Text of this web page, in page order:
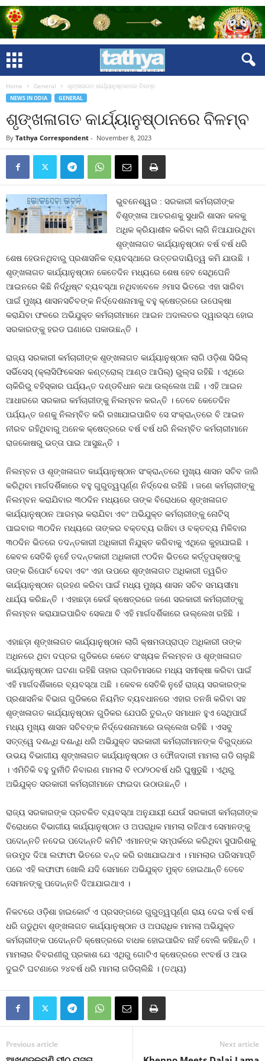
Home General ଶୃଙ୍ଖଳାଗତ କାର୍ଯ୍ୟାନୁଷ୍ଠାନରେ ବିଳମ୍ବ
NEWS IN ODIA GENERAL
ଶୃଙ୍ଖଳାଗତ କାର୍ଯ୍ୟାନୁଷ୍ଠାନରେ ବିଳମ୍ବ
By Tathya Correspondent - November 8, 2023
ଭୁବନେଶ୍ୱର : ସରକାରୀ କର୍ମଚାରୀଙ୍କ
ବିଶୃଙ୍ଖଳା ଆଚରଣକୁ ସୁଧାରି ଶାସନ କଳକୁ
ଅଧିକ କ୍ରିୟାଶୀଳ କରିବା ଲାଗି ନିଆଯାଉଥିବା
ଶୃଙ୍ଖଳାଗତ କାର୍ଯ୍ୟାନୁଷ୍ଠାନ ବର୍ଷ ବର୍ଷ ଧରି
ଶେଷ ହେଉନଥିବାରୁ ପ୍ରଶାସନିକ ବ୍ୟବସ୍ଥାରେ ଉତ୍ତରଦାୟିତ୍ୱ କମି ଯାଉଛି ।
ଶୃଙ୍ଖଳାଗତ କାର୍ଯ୍ୟାନୁଷ୍ଠାନ କେତେଦିନ ମଧ୍ୟରେ ଶେଷ ହେବ ସେଥିଘେନି
ଆଇନରେ କିଛି ନିର୍ଦ୍ଧିଷ୍ଟ ବ୍ୟବସ୍ଥା ନଥିବାବେଳେ ୬ମାସ ଭିତରେ ଏହା ସାରିବା
ପାଇଁ ମୁଖ୍ୟ ଶାସନସଚିବଙ୍କ ନିର୍ଦ୍ଦେଶନାମାକୁ ବହୁ କ୍ଷେତ୍ରରେ ଉପେକ୍ଷା
କରାଯିବା ଫଳରେ ଅଭିଯୁକ୍ତ କର୍ମଚାରୀମାନେ ଆଇନ ଅଦାଲତର ଦ୍ୱାରସ୍ଥ ହୋଇ
ସରକାରଙ୍କୁ ହରଡ ଘଣାରେ ପକାଉଛନ୍ତି ।
ରାଜ୍ୟ ସରକାରୀ କର୍ମଚାରୀଙ୍କ ଶୃଙ୍ଖଳାଗତ କାର୍ଯ୍ୟାନୁଷ୍ଠାନ ଲାଗି ଓଡ଼ିଶା ସିଭିଲ୍‍
ସର୍ଭିସେସ୍‍ (କ୍ଲାସିଫିକେସନ କଣ୍ଟ୍ରୋଲ୍‍ ଆଣ୍ଡ ଆପିଲ୍‍) ରୁଲ୍‍ସ ରହିଛି । ଏଥିରେ
ଚାକିରିରୁ ବହିସ୍କାର ପର୍ଯ୍ୟନ୍ତ ଦଣ୍ଡବିଧାନ କଥା ଉଲ୍ଲେଖ ଅଛି । ଏହି ଆଇନ
ଆଧାରରେ ସରକାର କର୍ମଚାରୀଙ୍କୁ ନିଲମ୍ବନ କରନ୍ତି । ତେବେ କେତେଦିନ
ପର୍ଯ୍ୟନ୍ତ ଜଣକୁ ନିଲମ୍ବିତ କରି ରଖାଯାଇପାରିବ ସେ ସଂକ୍ରାନ୍ତରେ ବି ଆଇନ
ନୀରବ ରହିଥିବାରୁ ଅନେକ କ୍ଷେତ୍ରରେ ବର୍ଷ ବର୍ଷ ଧରି ନିଲମ୍ବିତ କର୍ମଚାରୀମାନେ
ରାଜକୋଷରୁ ଭତ୍ତା ପାଇ ଆସୁଛନ୍ତି ।
ନିଲମ୍ବନ ଓ ଶୃଙ୍ଖଳାଗତ କାର୍ଯ୍ୟାନୁଷ୍ଠାନ ସଂକ୍ରାନ୍ତରେ ମୁଖ୍ୟ ଶାସନ ସଚିବ ଜାରି
କରିଥିବା ମାର୍ଗଦର୍ଶିକାରେ ବହୁ ଗୁରୁତ୍ୱପୂର୍ଣ୍ଣ ନିର୍ଦ୍ଦେଶ ରହିଛି । ଜଣେ କର୍ମଚାରୀଙ୍କୁ
ନିଲମ୍ବନ କରାଯିବାର ୩୦ଦିନ ମଧ୍ୟରେ ତାଙ୍କ ବିରୋଧରେ ଶୃଙ୍ଖଳାଗତ
କାର୍ଯ୍ୟାନୁଷ୍ଠାନ ଆରମ୍ଭ କରାଯିବା ଏବଂ ଅଭିଯୁକ୍ତ କର୍ମଚାରୀଙ୍କୁ ନୋଟିସ୍‍
ପାଇବାର ୩୦ଦିନ ମଧ୍ୟରେ ତାଙ୍କର ବକ୍ତବ୍ୟ ରଖିବା ଓ ବକ୍ତବ୍ୟ ମିଳିବାର
୩୦ଦିନ ଭିତରେ ତଦନ୍ତକାରୀ ଅଧିକାରୀ ନିଯୁକ୍ତ କରିବାକୁ ଏଥିରେ କୁହାଯାଇଛି ।
କେବଳ ସେତିକି ନୁହେଁ ତଦନ୍ତକାରୀ ଅଧିକାରୀ ୯୦ଦିନ ଭିତରେ କର୍ତ୍ତୃପକ୍ଷଙ୍କୁ
ତାଙ୍କ ରିପୋର୍ଟ ଦେବା ଏବଂ ଏହା ଉପରେ ଶୃଙ୍ଖଳାଗତ ଅଧିକାରୀ ତ୍ୱରିତ
କାର୍ଯ୍ୟାନୁଷ୍ଠାନ ଗ୍ରହଣ କରିବା ପାଇଁ ମଧ୍ୟ ମୁଖ୍ୟ ଶାସନ ସଚିବ ସମୟସୀମା
ଧାର୍ଯ୍ୟ କରିଛନ୍ତି । ଏହାଛଡ଼ା କେଉଁ କ୍ଷେତ୍ରରେ ଜଣେ ସରକାରୀ କର୍ମଚାରୀଙ୍କୁ
ନିଲମ୍ବନ କରାଯାଇପାରିବ ସେକଥା ବି ଏହି ମାର୍ଗଦର୍ଶିକାରେ ଉଲ୍ଲେଖ ରହିଛି ।
ଏହାଛଡ଼ା ଶୃଙ୍ଖଳାଗତ କାର୍ଯ୍ୟାନୁଷ୍ଠାନ ଲାଗି କ୍ଷମତାପ୍ରାପ୍ତ ଅଧିକାରୀ ତାଙ୍କ
ଅଧିନରେ ଥିବା ଦପ୍ତର ଗୁଡିକରେ କେତେ ସଂଖ୍ୟକ ନିଲମ୍ବନ ଓ ଶୃଙ୍ଖଳାଗତ
କାର୍ଯ୍ୟାନୁଷ୍ଠାନ ଘଟଣା ରହିଛି ତାହାର ପ୍ରତିମାସରେ ମଧ୍ୟ ସମୀକ୍ଷା କରିବା ପାଇଁ
ଏହି ମାର୍ଗଦର୍ଶିକାରେ ବ୍ୟବସ୍ଥା ଅଛି । କେବଳ ସେତିକି ନୁହେଁ ରାଜ୍ୟ ସରକାରଙ୍କ
ପ୍ରଶାସନିକ ବିଭାଗ ଗୁଡିକରେ ନିୟମିତ ବ୍ୟବଧାନରେ ଏହାର ତନଖି କରିବା ସହ
ଶୃଙ୍ଖଳାଗତ କାର୍ଯ୍ୟାନୁଷ୍ଠାନ ଗୁଡିକର ଯେପରି ତୁରନ୍ତ ସମାଧାନ ହୁଏ ସେଥିପାଇଁ
ମଧ୍ୟ ମୁଖ୍ୟ ଶାସନ ସଚିବଙ୍କ ନିର୍ଦ୍ଦେଶନାମାରେ ଉଲ୍ଲେଖ ରହିଛି । ଏସବୁ
ସତ୍ତ୍ୱେ ଦଶନ୍ଧି ଦଶନ୍ଧି ଧରି ଅଭିଯୁକ୍ତ ସରକାରୀ କର୍ମଚାରୀମାନଙ୍କ ବିରୁଦ୍ଧରେ
ଉଭୟ ବିଭାଗୀୟ ଶୃଙ୍ଖଳାଗତ କାର୍ଯ୍ୟାନୁଷ୍ଠାନ ଓ ଫୌଜଦାରୀ ମାମଲା ଗଡି ଚାଲୁଛି
। ଏମିତିକି ବହୁ ଦୁର୍ନୀତି ନିବାରଣ ମାମଲା ବି ୧୦/୨୦ବର୍ଷ ଧରି ଘୁଷୁଡୁଛି । ଏଥିରୁ
ଅଭିଯୁକ୍ତ ସରକାରୀ କର୍ମଚାରୀମାନେ ଫାଇଦା ଉଠାଉଛନ୍ତି ।
ରାଜ୍ୟ ସରକାରଙ୍କ ପ୍ରଚଳିତ ବ୍ୟବସ୍ଥା ଅନୁଯାୟୀ ଯେଉଁ ସରକାରୀ କର୍ମଚାରୀଙ୍କ
ବିରୋଧରେ ବିଭାଗୀୟ କାର୍ଯ୍ୟାନୁଷ୍ଠାନ ଓ ଅପରାଧିକ ମାମଲା ରହିଥାଏ ସେମାନଙ୍କୁ
ପଦୋନ୍ନତି ନଦେଇ ପଦୋନ୍ନତି କମିଟି ଏମାନଙ୍କ ସମ୍ପର୍କରେ କରିଥିବା ସୁପାରିଶକୁ
ଜଉମୁଦ ଦିଆ ଲଫାଫା ଭିତରେ ବନ୍ଦ କରି ରଖାଯାଇଥାଏ । ମାମଲାର ପରିସମାପ୍ତି
ପରେ ଏହି ଲଫାଫା ଖୋଲି ଯଦି ସେମାନେ ଅଭିଯୁକ୍ତ ମୁକ୍ତ ହୋଇଥାନ୍ତି ତେବେ
ସେମାନଙ୍କୁ ପଦୋନ୍ନତି ଦିଆଯାଇଥାଏ ।
ନିକଟରେ ଓଡ଼ିଶା ହାଇକୋର୍ଟ ଏ ପ୍ରସଙ୍ଗରେ ଗୁରୁତ୍ୱପୂର୍ଣ୍ଣ ରାୟ ଦେଇ ବର୍ଷ ବର୍ଷ
ଧରି ଗଡୁଥିବା ଶୃଙ୍ଖଳାଗତ କାର୍ଯ୍ୟାନୁଷ୍ଠାନ ଓ ଅପରାଧିକ ମାମଲା ଅଭିଯୁକ୍ତ
କର୍ମଚାରୀଙ୍କ ପଦୋନ୍ନତି କ୍ଷେତ୍ରରେ ବାଧକ ହୋଇପାରିବ ନାହିଁ ବୋଲି କହିଛନ୍ତି ।
ମାମଲାର ବିବରଣୀରୁ ପ୍ରକାଶ ଯେ ଏଥିରୁ ଗୋଟିଏ କ୍ଷେତ୍ରରେ ୧୯ବର୍ଷ ଓ ଆଉ
ଦୁଇଟି ଘଟଣାରେ ୨୪ବର୍ଷ ଧରି ମାମଲା ଗଡିଚାଲିଛି । (ତଥ୍ୟ)
Previous article Next article